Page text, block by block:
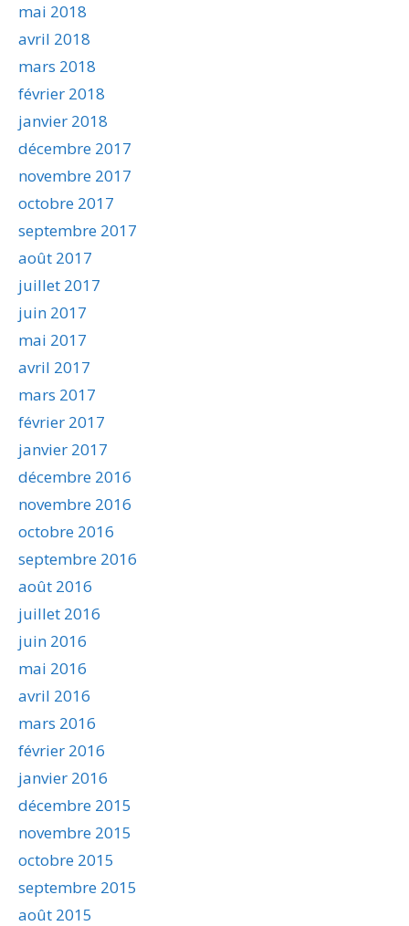
mai 2018
avril 2018
mars 2018
février 2018
janvier 2018
décembre 2017
novembre 2017
octobre 2017
septembre 2017
août 2017
juillet 2017
juin 2017
mai 2017
avril 2017
mars 2017
février 2017
janvier 2017
décembre 2016
novembre 2016
octobre 2016
septembre 2016
août 2016
juillet 2016
juin 2016
mai 2016
avril 2016
mars 2016
février 2016
janvier 2016
décembre 2015
novembre 2015
octobre 2015
septembre 2015
août 2015